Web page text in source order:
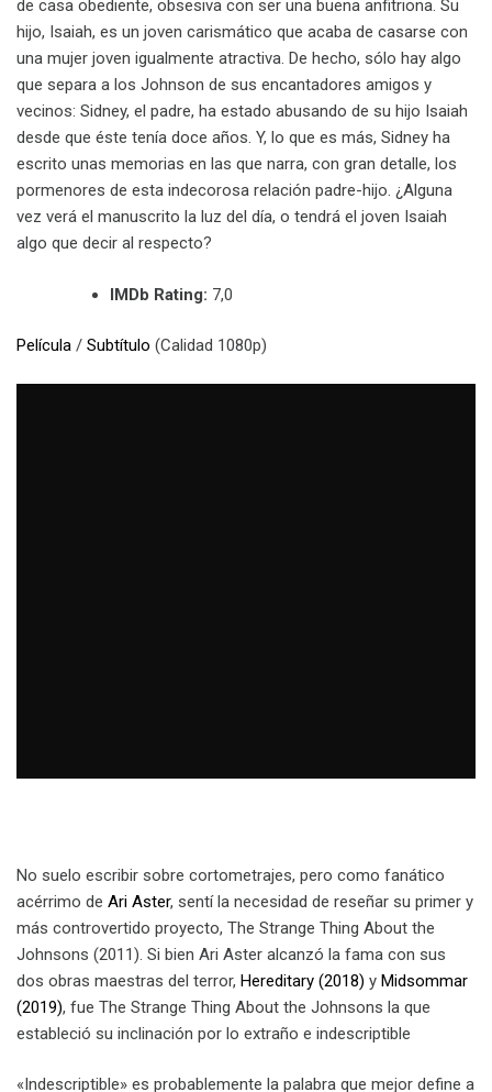
de casa obediente, obsesiva con ser una buena anfitriona. Su
hijo, Isaiah, es un joven carismático que acaba de casarse con
una mujer joven igualmente atractiva. De hecho, sólo hay algo
que separa a los Johnson de sus encantadores amigos y
vecinos: Sidney, el padre, ha estado abusando de su hijo Isaiah
desde que éste tenía doce años. Y, lo que es más, Sidney ha
escrito unas memorias en las que narra, con gran detalle, los
pormenores de esta indecorosa relación padre-hijo. ¿Alguna
vez verá el manuscrito la luz del día, o tendrá el joven Isaiah
algo que decir al respecto?
IMDb Rating: 7,0
Película / Subtítulo (Calidad 1080p)
No suelo escribir sobre cortometrajes, pero como fanático
acérrimo de Ari Aster, sentí la necesidad de reseñar su primer y
más controvertido proyecto, The Strange Thing About the
Johnsons (2011). Si bien Ari Aster alcanzó la fama con sus
dos obras maestras del terror, Hereditary (2018) y Midsommar
(2019), fue The Strange Thing About the Johnsons la que
estableció su inclinación por lo extraño e indescriptible
«Indescriptible» es probablemente la palabra que mejor define a